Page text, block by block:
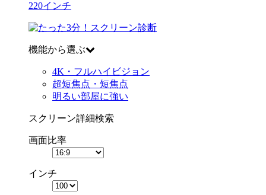
220インチ
機能から選ぶ
4K・フルハイビジョン
超短焦点・短焦点
明るい部屋に強い
スクリーン詳細検索
画面比率
インチ